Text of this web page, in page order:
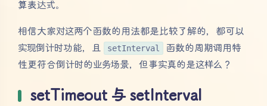
算表达式。
相信大家对这两个函数的用法都是比较了解的，都可以
实现倒计时功能，且
setInterval
函数的周期调用特
性更符合倒计时的业务场景，但事实真的是这样么？
setTimeout 与 setInterval